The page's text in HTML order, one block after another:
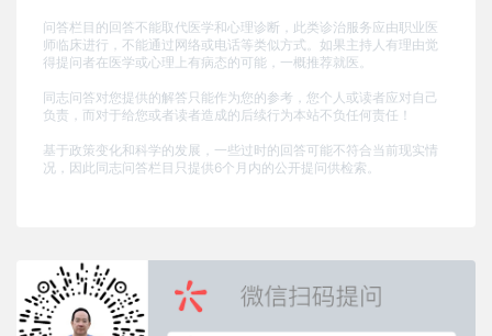
问答栏目的回答不能取代医学和心理诊断，此类诊治服务应由职业医
师临床进行，不能通过网络或电话等类似方式。如果主持人有理由觉
得提问者在医学或心理上有病态的可能，一概推荐就医。
同志问答对您提供的解答只能作为您的参考，您个人或读者应对自己
负责，而对于给您或者读者造成的后续行为本站不负任何责任！
基于政策变化和科学的发展，一些过时的回答可能不符合当前现实情
况，因此同志问答栏目只提供6个月内的公开提问供检索。